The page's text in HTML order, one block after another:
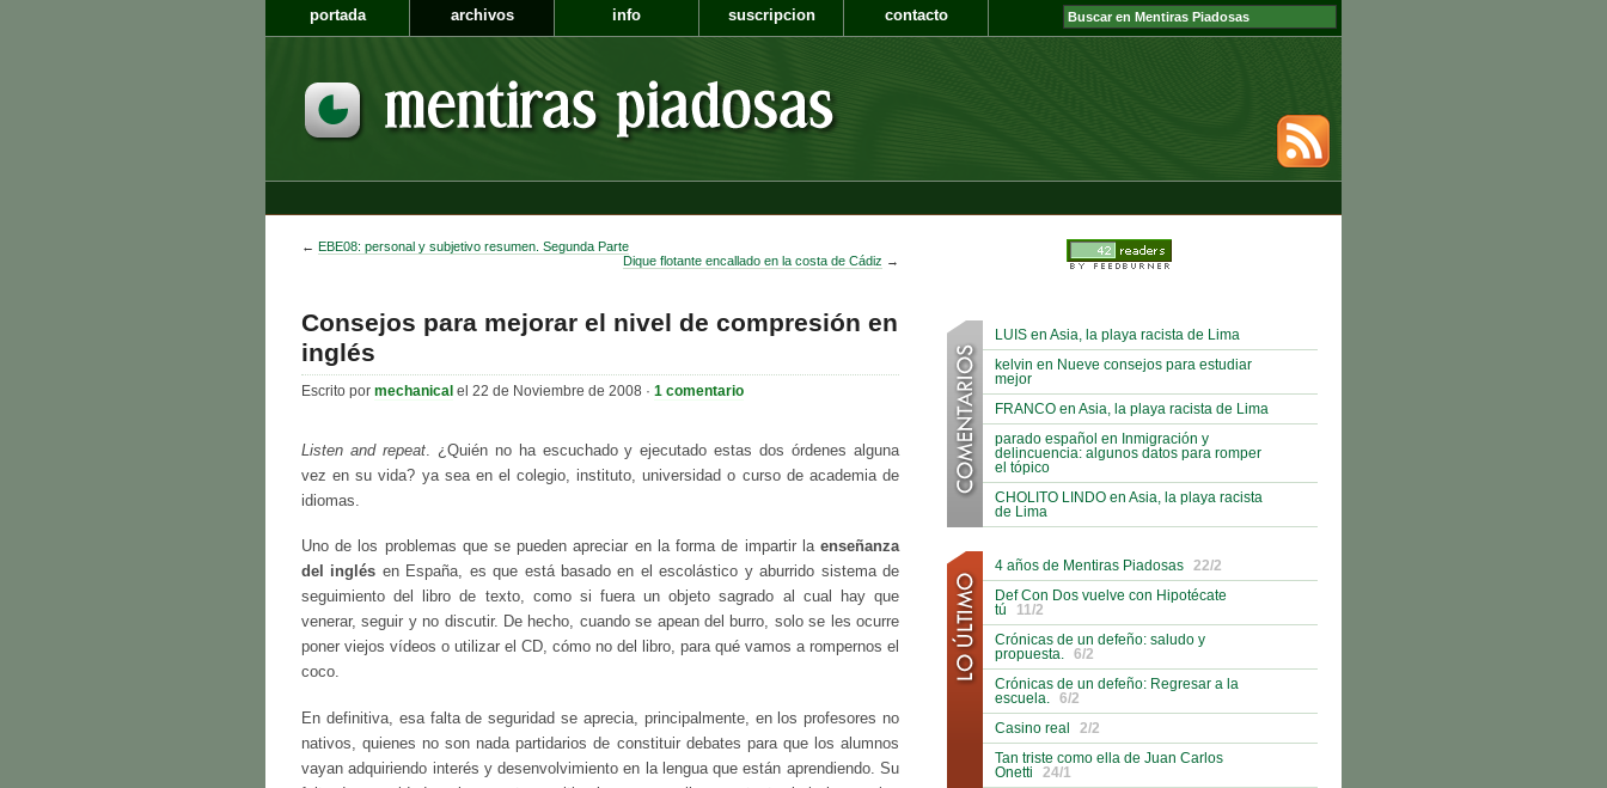
portada archivos info suscripcion contacto
← EBE08: personal y subjetivo resumen. Segunda Parte
Dique flotante encallado en la costa de Cádiz →
Consejos para mejorar el nivel de compresión en
inglés
Escrito por mechanical el 22 de Noviembre de 2008 · 1 comentario
Listen and repeat. ¿Quién no ha escuchado y ejecutado estas dos órdenes alguna
vez en su vida? ya sea en el colegio, instituto, universidad o curso de academia de
idiomas.
Uno de los problemas que se pueden apreciar en la forma de impartir la enseñanza
del inglés en España, es que está basado en el escolástico y aburrido sistema de
seguimiento del libro de texto, como si fuera un objeto sagrado al cual hay que
venerar, seguir y no discutir. De hecho, cuando se apean del burro, solo se les ocurre
poner viejos vídeos o utilizar el CD, cómo no del libro, para qué vamos a rompernos el
coco.
En definitiva, esa falta de seguridad se aprecia, principalmente, en los profesores no
nativos, quienes no son nada partidarios de constituir debates para que los alumnos
vayan adquiriendo interés y desenvolvimiento en la lengua que están aprendiendo. Su
LUIS en Asia, la playa racista de Lima
kelvin en Nueve consejos para estudiar
mejor
FRANCO en Asia, la playa racista de Lima
parado español en Inmigración y
delincuencia: algunos datos para romper
el tópico
CHOLITO LINDO en Asia, la playa racista
de Lima
4 años de Mentiras Piadosas
22/2
Def Con Dos vuelve con Hipotécate
tú
11/2
Crónicas de un defeño: saludo y
propuesta.
6/2
Crónicas de un defeño: Regresar a la
escuela.
6/2
Casino real
2/2
Tan triste como ella de Juan Carlos
Onetti
24/1